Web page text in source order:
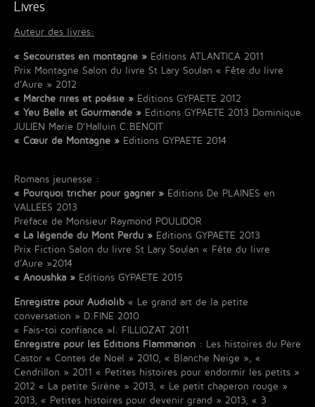
Livres
Auteur des livres:
« Secouristes en montagne » Editions ATLANTICA 2011
Prix Montagne Salon du livre St Lary Soulan « Fête du livre
d’Aure » 2012
« Marche rires et poésie » Editions GYPAETE 2012
« Yeu Belle et Gourmande » Editions GYPAETE 2013 Dominique
JULIEN Marie D’Halluin C.BENOIT
« Cœur de Montagne » Editions GYPAETE 2014
Romans jeunesse :
« Pourquoi tricher pour gagner » Editions De PLAINES en
VALLEES 2013
Préface de Monsieur Raymond POULIDOR
« La légende du Mont Perdu » Editions GYPAETE 2013
Prix Fiction Salon du livre St Lary Soulan « Fête du livre
d’Aure »2014
« Anoushka » Editions GYPAETE 2015
Enregistre pour Audiolib « Le grand art de la petite
conversation » D.FINE 2010
« Fais-toi confiance »I. FILLIOZAT 2011
Enregistre pour les Editions Flammarion : Les histoires du Père
Castor « Contes de Noel » 2010, « Blanche Neige », «
Cendrillon » 2011 « Petites histoires pour endormir les petits »
2012 « La petite Sirène » 2013, « Le petit chaperon rouge »
2013, « Petites histoires pour devenir grand » 2013, « 3